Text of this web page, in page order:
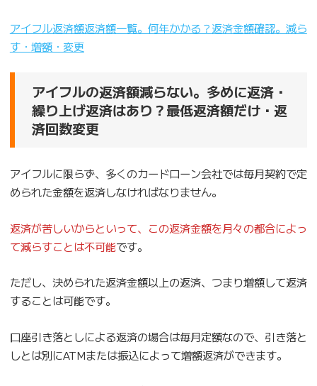
アイフル返済額返済額一覧。何年かかる？返済金額確認。減ら
す・増額・変更
アイフルの返済額減らない。多めに返済・
繰り上げ返済はあり？最低返済額だけ・返
済回数変更
アイフルに限らず、多くのカードローン会社では毎月契約で定
められた金額を返済しなければなりません。
返済が苦しいからといって、この返済金額を月々の都合によっ
て減らすことは不可能です。
ただし、決められた返済金額以上の返済、つまり増額して返済
することは可能です。
口座引き落としによる返済の場合は毎月定額なので、引き落と
しとは別にATMまたは振込によって増額返済ができます。